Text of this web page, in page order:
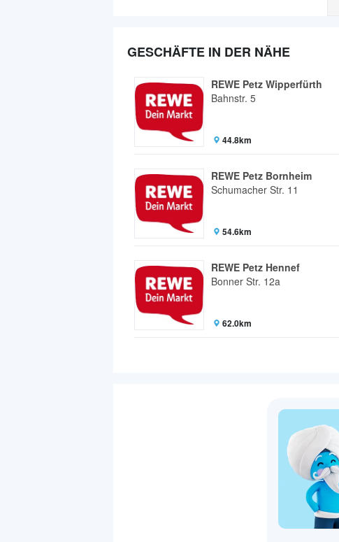
GESCHÄFTE IN DER NÄHE
REWE Petz Wipperfürth
Bahnstr. 5
44.8km
REWE Petz Bornheim
Schumacher Str. 11
54.6km
REWE Petz Hennef
Bonner Str. 12a
62.0km